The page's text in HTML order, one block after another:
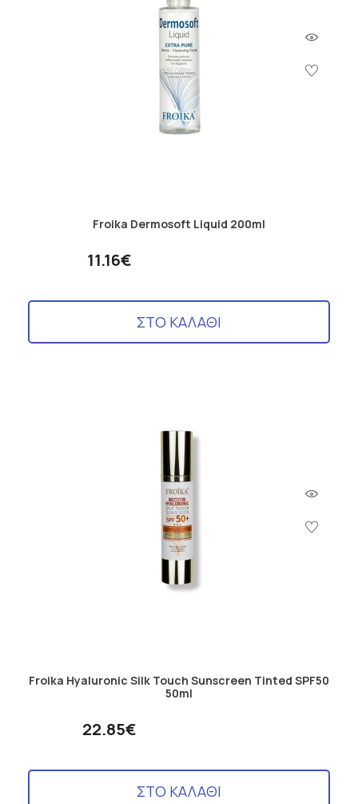
Froika Dermosoft Liquid 200ml
11.16€
ΣΤΟ ΚΑΛΑΘΙ
Froika Hyaluronic Silk Touch Sunscreen Tinted SPF50
50ml
22.85€
ΣΤΟ ΚΑΛΑΘΙ